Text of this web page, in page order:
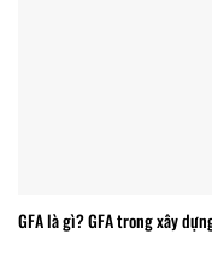
GFA là gì? GFA trong xây